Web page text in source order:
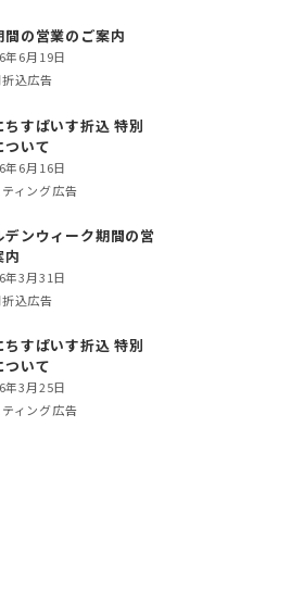
間の営業のご案内
年6月19日
込広告
ちすぱいす折込 特別
ついて
年6月16日
ィング広告
デンウィーク期間の営
内
年3月31日
込広告
ちすぱいす折込 特別
ついて
年3月25日
ィング広告